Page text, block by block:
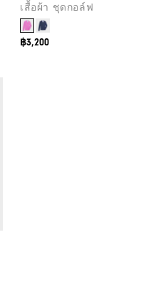
เสื้อผ้า ชุดกอล์ฟ
฿3,200